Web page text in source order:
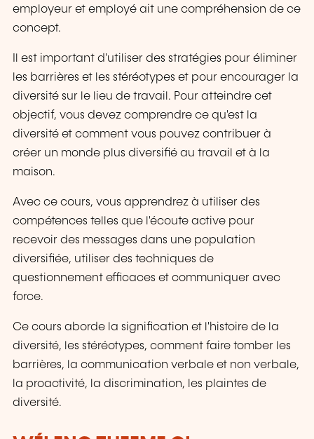
employeur et employé ait une compréhension de ce
concept.
Il est important d'utiliser des stratégies pour éliminer
les barrières et les stéréotypes et pour encourager la
diversité sur le lieu de travail. Pour atteindre cet
objectif, vous devez comprendre ce qu'est la
diversité et comment vous pouvez contribuer à
créer un monde plus diversifié au travail et à la
maison.
Avec ce cours, vous apprendrez à utiliser des
compétences telles que l'écoute active pour
recevoir des messages dans une population
diversifiée, utiliser des techniques de
questionnement efficaces et communiquer avec
force.
Ce cours aborde la signification et l'histoire de la
diversité, les stéréotypes, comment faire tomber les
barrières, la communication verbale et non verbale,
la proactivité, la discrimination, les plaintes de
diversité.